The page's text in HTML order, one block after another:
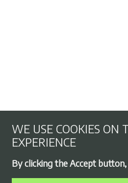
WE USE COOKIES ON
EXPERIENCE
By clicking the Accept